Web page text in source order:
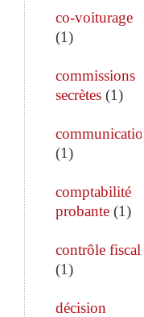
co-voiturage
(1)
commissions
secrètes (1)
communication
(1)
comptabilité
probante (1)
contrôle fiscal
(1)
décision